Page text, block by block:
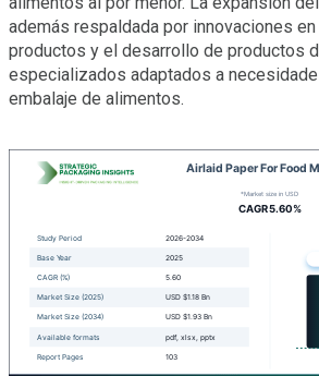
además respaldada por innovaciones
productos y el desarrollo de productos
especializados adaptados a
embalaje de alimentos.